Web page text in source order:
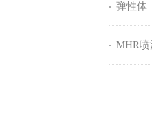
弹性体
MHR